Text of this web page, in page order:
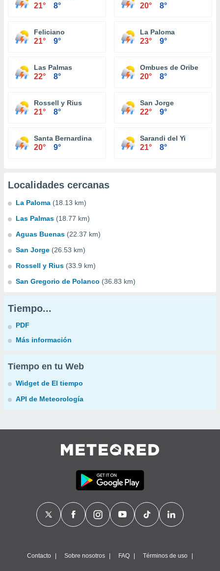
21° 8° 20° 8°
Feliciano
21° 9°
La Paloma
23° 9°
Las Palmas
22° 8°
Ombues de Oribe
20° 8°
Rossell y Rius
21° 8°
San Jorge
22° 9°
Santa Bernardina
20° 9°
Sarandi del Yi
21° 8°
Localidades cercanas
La Paloma (18.13 km)
Las Palmas (18.77 km)
Aguas Buenas (22.37 km)
San Jorge (26.53 km)
Rossell y Rius (33.9 km)
San Gregorio de Polanco (36.83 km)
Tiempo...
PDF
Más información
Tiempo en tu Web
Widget de El tiempo
API de Meteorología
Contacto Sobre nosotros FAQ Términos de uso